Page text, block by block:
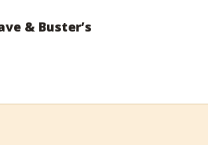
& Buster’s